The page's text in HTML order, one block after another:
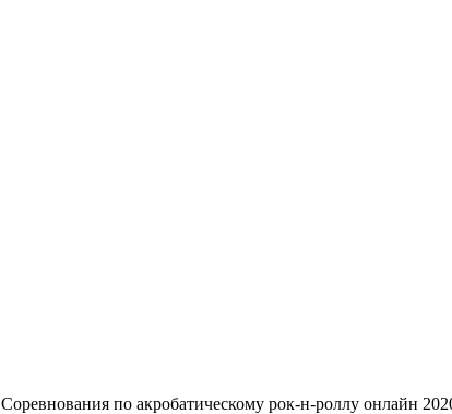
Соревнования по акробатическому рок-н-роллу онлайн